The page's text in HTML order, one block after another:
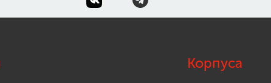
Корпуса